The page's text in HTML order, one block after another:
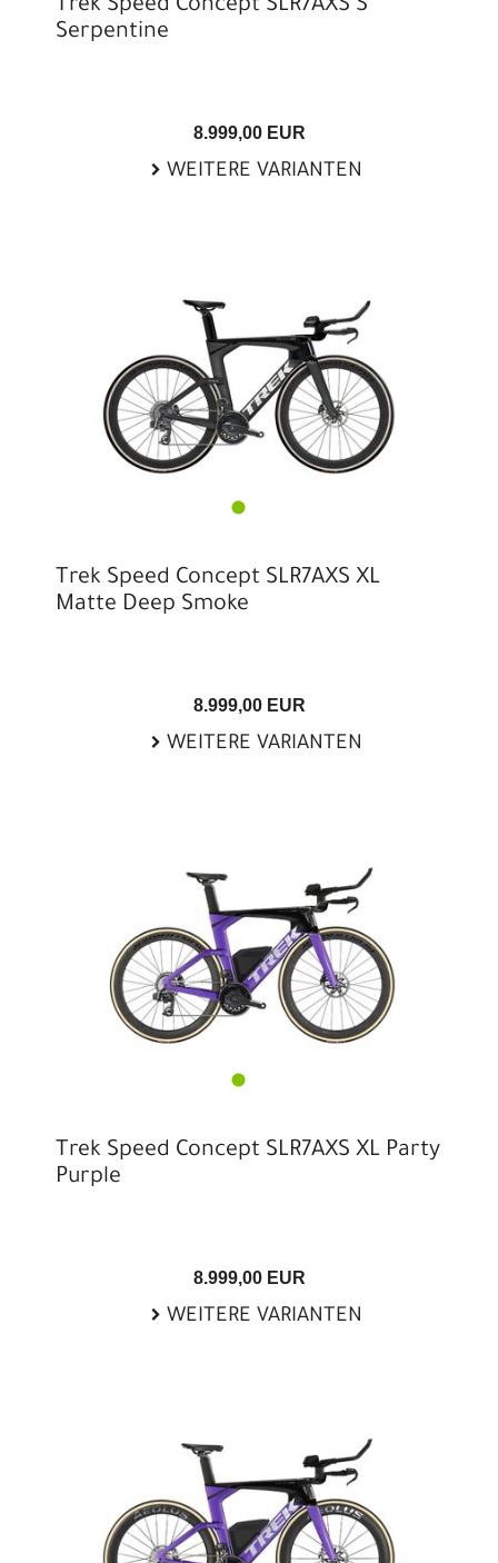
Trek Speed Concept SLR7AXS S
Serpentine
8.999,00 EUR
WEITERE VARIANTEN
Trek Speed Concept SLR7AXS XL
Matte Deep Smoke
8.999,00 EUR
WEITERE VARIANTEN
Trek Speed Concept SLR7AXS XL Party
Purple
8.999,00 EUR
WEITERE VARIANTEN